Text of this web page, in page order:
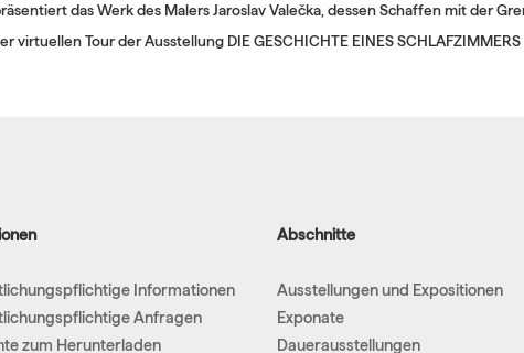
das Werk des Malers Jaroslav Valečka, dessen Schaffen mit der
virtuellen Tour der Ausstellung DIE GESCHICHTE EINES
Informationen
Anfragen
zum Herunterladen
Abschnitte
Ausstellungen und Expositionen
Exponate
Dauerausstellungen